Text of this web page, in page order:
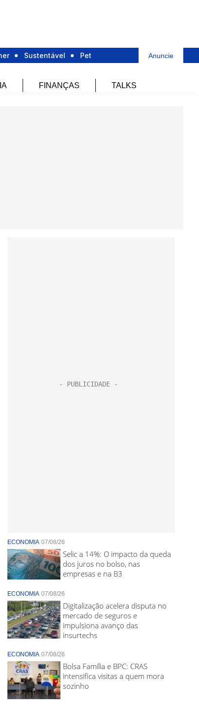
Sustentável Pet Anuncie
FINANÇAS TALKS
ECONOMIA 07/08/26
Selic a 14%: O impacto da queda
dos juros no bolso, nas
empresas e na B3
ECONOMIA 07/08/26
Digitalização acelera disputa no
mercado de seguros e
impulsiona avanço das
insurtechs
ECONOMIA 07/08/26
Bolsa Família e BPC: CRAS
intensifica visitas a quem mora
sozinho